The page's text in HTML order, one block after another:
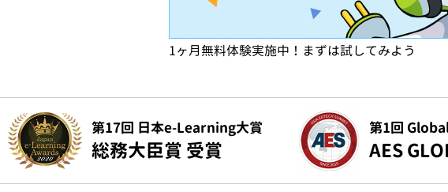
1ヶ月無料体験実施中！まずは試してみよう
第17回 日本e-Learning大賞
総務大臣賞 受賞
第1回
AES